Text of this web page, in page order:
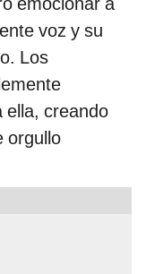
voz y su
Los
ella, creando
orgullo